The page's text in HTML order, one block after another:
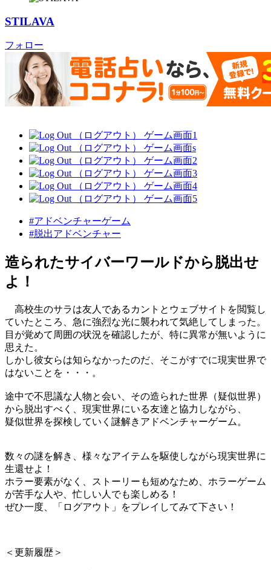
STILAVA
フォロー
#アドベンチャーゲーム
#脱出アドベンチャー
造られたサイバーワールドから脱出せ
よ！
高校生のサラは友人であるカントとウェブサイトを閲覧し
ていたところ、急に強烈な光に襲われて気絶してしまった。
目が覚めて周囲の状況を確認したが、特に異常が無いように
思えた。
しかし彼女らは知らなかったのだ、そこがすでに現実世界で
はないことを・・・。
途中で不思議な人物と会い、その造られた世界（疑似世界）
から脱出すべく、現実世界にいる友達と協力しながら、
疑似世界を探検していく謎解きアドベンチャーゲーム。
数々の謎を解き、様々なアイテムを駆使しながら現実世界に
生還せよ！
ホラー要素がなく、ストーリーも短めなため、ホラーゲーム
が苦手な人や、忙しい人でも楽しめる！
ぜひ一度、「ログアウト」をプレイしてみて下さい！
＜更新履歴＞